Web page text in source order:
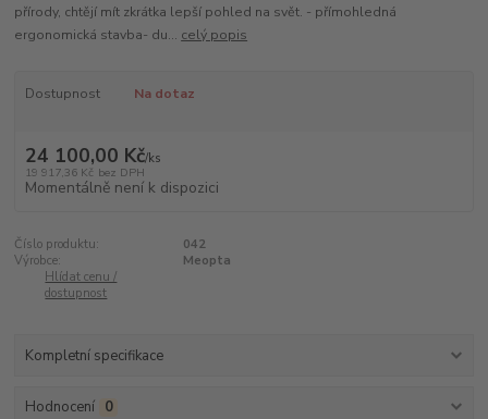
přírody, chtějí mít zkrátka lepší pohled na svět. - přímohledná
ergonomická stavba- du... celý popis
Dostupnost Na dotaz
24 100,00 Kč/ks
19 917,36 Kč bez DPH
Momentálně není k dispozici
Číslo produktu:
042
Výrobce:
Meopta
Hlídat cenu /
dostupnost
Kompletní specifikace
Hodnocení 0